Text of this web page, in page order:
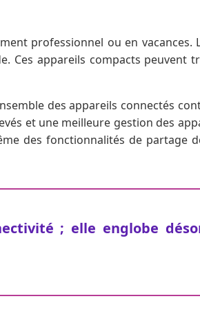
professionnel ou en vacances.
Ces appareils compacts peuvent
des appareils connectés
et une meilleure gestion des
des fonctionnalités de partage
; elle englobe